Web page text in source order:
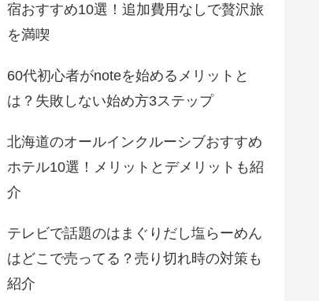
宿おすすめ10選！追加費用なしで贅沢旅
を満喫
60代初心者がnoteを始めるメリットと
は？失敗しない始め方3ステップ
北海道のオールインクルーシブおすすめ
ホテル10選！メリットとデメリットも紹
介
テレビで話題のはまぐりだし塩らーめん
はどこで売ってる？売り切れ時の対策も
紹介